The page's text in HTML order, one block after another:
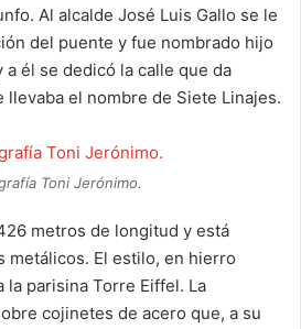
Al alcalde José Luis Gallo se le
del puente y fue nombrado hijo
él se dedicó la calle que da
llevaba el nombre de Siete Linajes.
Toni Jerónimo.
metros de longitud y está
metálicos. El estilo, en hierro
la parisina Torre Eiffel. La
cojinetes de acero que, a su